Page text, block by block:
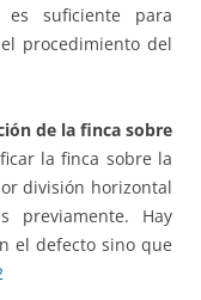
es suficiente para
procedimiento del
de la finca sobre
la finca sobre la
división horizontal
Hay
el defecto sino que